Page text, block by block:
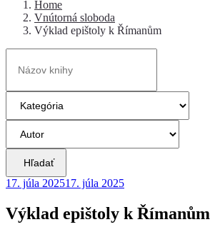
Home
Vnútorná sloboda
Výklad epištoly k Římanům
Hľadať
17. júla 202517. júla 2025
Výklad epištoly k Římanům